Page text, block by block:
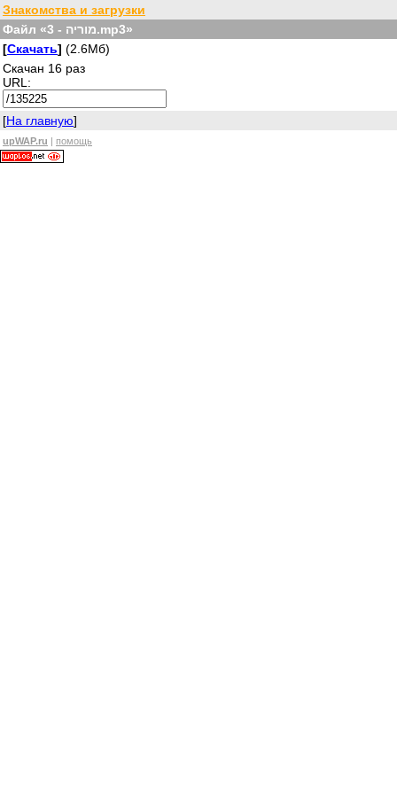
Знакомства и загрузки
Файл «מוריה - 3.mp3»
[Скачать] (2.6Мб)
Скачан 16 раз
URL:
[На главную]
upWAP.ru | помощь